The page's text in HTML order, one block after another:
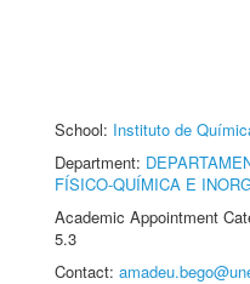
School: Instituto de
Department:
FÍSICO-QUÍMICA E
Academic Appointment
5.3
Contact: